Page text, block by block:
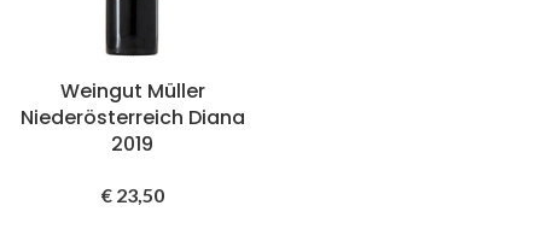
Weingut Müller
Niederösterreich Diana
2019
€23,50